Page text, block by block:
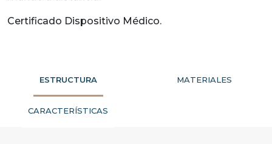
Certificado Dispositivo Médico.
ESTRUCTURA MATERIALES
CARACTERÍSTICAS